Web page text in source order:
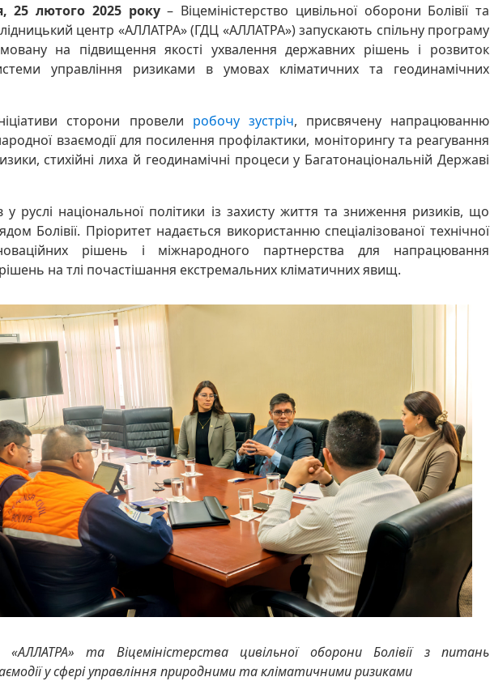
25 лютого 2025 року– Віцеміністерство цивільної оборони Болівії та
центр «АЛЛАТРА» (ГДЦ «АЛЛАТРА») запускають спільну програму
на підвищення якості ухвалення державних рішень і розвиток
управління ризиками в умовах кліматичних та геодинамічних
сторони провели робочу зустріч, присвячену напрацюванню
взаємодії для посилення профілактики, моніторингу та реагування
стихійні лиха й геодинамічні процеси у Багатонаціональній Державі
руслі національної політики із захисту життя та зниження ризиків, що
Болівії. Пріоритет надається використанню спеціалізованої технічної
рішень і міжнародного партнерства для напрацювання
на тлі почастішання екстремальних кліматичних явищ.
«АЛЛАТРА» та Віцеміністерства цивільної оборони Болівії з питань
у сфері управління природними та кліматичними ризиками